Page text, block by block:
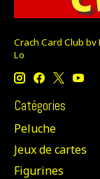
Crach Card Club
Lo
Catégories
Peluche
Jeux de cartes
Figurines